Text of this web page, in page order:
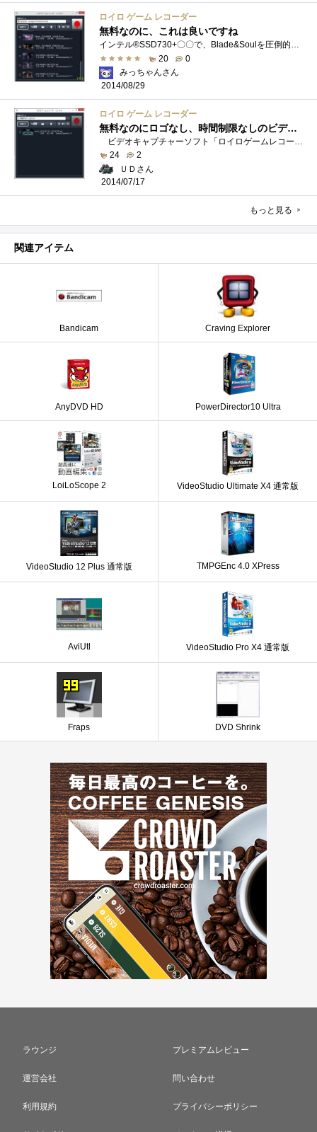
ロイロ ゲーム レコーダー
無料なのに、これは良いですね
インテル®SSD730+〇〇で、Blade&Soulを圧倒的に攻略で、動画を撮るのに使いました。とても使いやすくて、良かったです。これまでは、B's動画�...
20
0
みっちゃんさん
2014/08/29
ロイロ ゲーム レコーダー
無料なのにロゴなし、時間制限なしのビデオキャプチャーソフト。
24
2
ＵＤさん
2014/07/17
もっと見る
関連アイテム
Bandicam Craving Explorer
AnyDVD HD PowerDirector10 Ultra
LoiLoScope 2 VideoStudio Ultimate X4 通常版
VideoStudio 12 Plus 通常版 TMPGEnc 4.0 XPress
AviUtl VideoStudio Pro X4 通常版
Fraps DVD Shrink
ラウンジ プレミアムレビュー
運営会社 問い合わせ
利用規約 プライバシーポリシー